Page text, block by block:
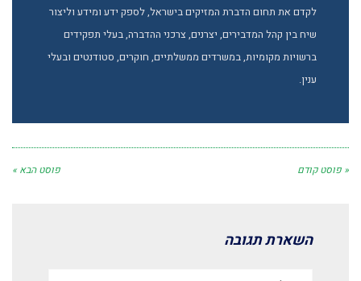
לקדם את תחום הדברת המזיקים בישראל, לספק ידע ומידע וליצור
שיח בין קהל המדבירים, יצרנים, צרכני ההדברה, בעלי תפקידים
ברשויות מקומיות, במשרדים ממשלתיים, חוקרים, סטודנטים ובעלי
ענין.
« פוסט קודם פוסט הבא »
השארת תגובה